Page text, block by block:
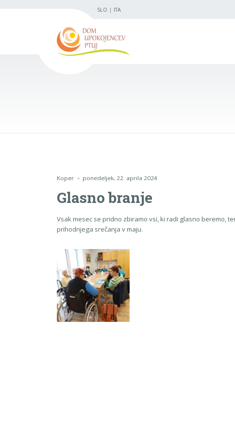
SLO | ITA
Koper ponedeljek, 22. aprila 2024
Glasno branje
Vsak mesec se pridno zbiramo vsi, ki radi glasno beremo,
prihodnjega srečanja v maju.